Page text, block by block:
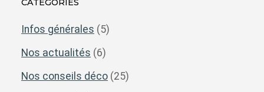
CATÉGORIES
Infos générales (5)
Nos actualités (6)
Nos conseils déco (25)